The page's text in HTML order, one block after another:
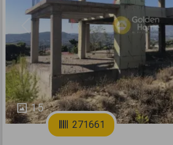
15
Previous
271661